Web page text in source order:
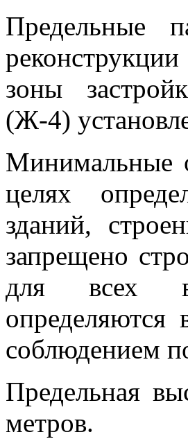
Предельные
зоны
(Ж-4)
Минимальные
целях
зданий,
запрещено
для всех
определяются
соблюдением
Предельная
метров.